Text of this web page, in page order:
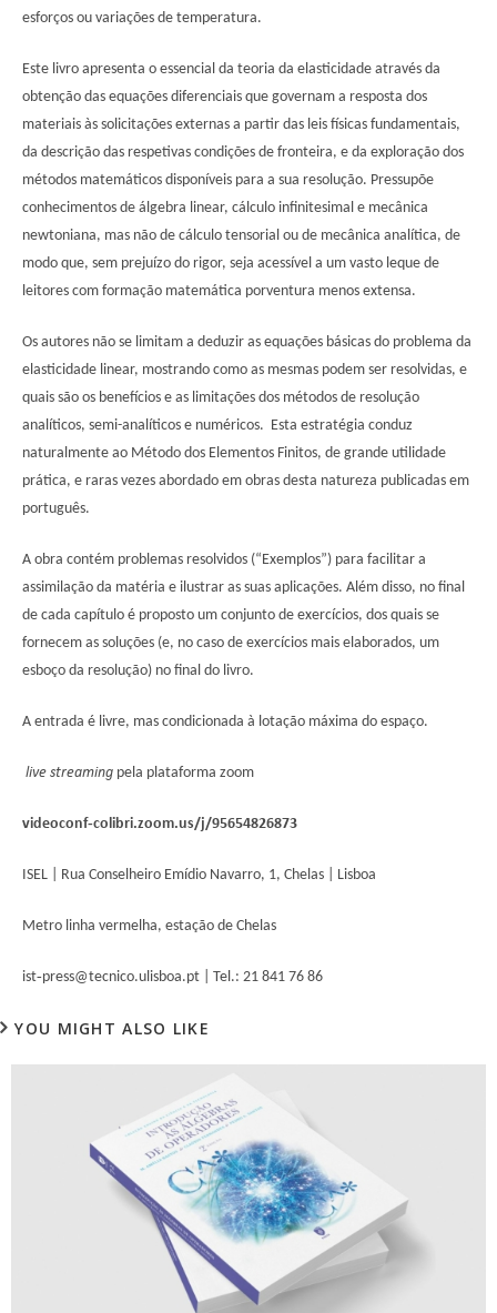
esforços ou variações de temperatura.
Este livro apresenta o essencial da teoria da elasticidade através da
obtenção das equações diferenciais que governam a resposta dos
materiais às solicitações externas a partir das leis físicas fundamentais,
da descrição das respetivas condições de fronteira, e da exploração dos
métodos matemáticos disponíveis para a sua resolução. Pressupõe
conhecimentos de álgebra linear, cálculo infinitesimal e mecânica
newtoniana, mas não de cálculo tensorial ou de mecânica analítica, de
modo que, sem prejuízo do rigor, seja acessível a um vasto leque de
leitores com formação matemática porventura menos extensa.
Os autores não se limitam a deduzir as equações básicas do problema da
elasticidade linear, mostrando como as mesmas podem ser resolvidas, e
quais são os benefícios e as limitações dos métodos de resolução
analíticos, semi-analíticos e numéricos. Esta estratégia conduz
naturalmente ao Método dos Elementos Finitos, de grande utilidade
prática, e raras vezes abordado em obras desta natureza publicadas em
português.
A obra contém problemas resolvidos (“Exemplos”) para facilitar a
assimilação da matéria e ilustrar as suas aplicações. Além disso, no final
de cada capítulo é proposto um conjunto de exercícios, dos quais se
fornecem as soluções (e, no caso de exercícios mais elaborados, um
esboço da resolução) no final do livro.
A entrada é livre, mas condicionada à lotação máxima do espaço.
live streaming pela plataforma zoom
videoconf‐colibri.zoom.us/j/95654826873
ISEL | Rua Conselheiro Emídio Navarro, 1, Chelas | Lisboa
Metro linha vermelha, estação de Chelas
ist‐press@tecnico.ulisboa.pt | Tel.: 21 841 76 86
YOU MIGHT ALSO LIKE